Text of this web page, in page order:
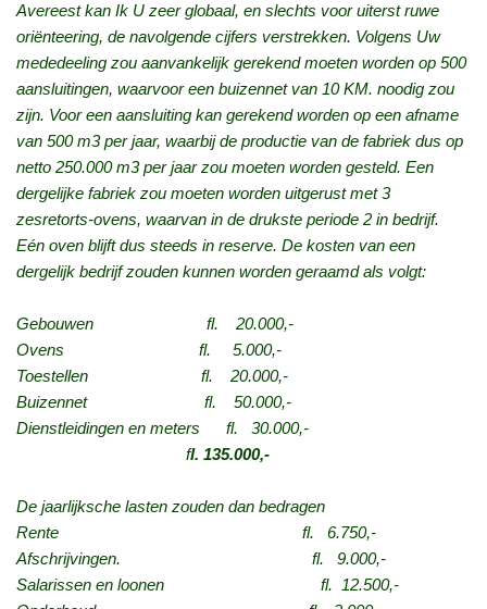
Avereest kan Ik U zeer globaal, en slechts voor uiterst ruwe
oriënteering, de navolgende cijfers verstrekken. Volgens Uw
mededeeling zou aanvankelijk gerekend moeten worden op 500
aansluitingen, waarvoor een buizennet van 10 KM. noodig zou
zijn. Voor een aansluiting kan gerekend worden op een afname
van 500 m3 per jaar, waarbij de productie van de fabriek dus op
netto 250.000 m3 per jaar zou moeten worden gesteld. Een
dergelijke fabriek zou moeten worden uitgerust met 3
zesretorts-ovens, waarvan in de drukste periode 2 in bedrijf.
Eén oven blijft dus steeds in reserve. De kosten van een
dergelijk bedrijf zouden kunnen worden geraamd als volgt:
Gebouwen fl. 20.000,-
Ovens fl. 5.000,-
Toestellen fl. 20.000,-
Buizennet fl. 50.000,-
Dienstleidingen en meters fl. 30.000,-
fl. 135.000,-
De jaarlijksche lasten zouden dan bedragen
Rente fl. 6.750,-
Afschrijvingen. fl. 9.000,-
Salarissen en loonen fl. 12.500,-